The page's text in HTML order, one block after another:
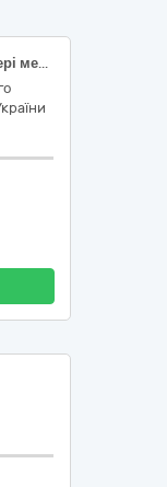
Двері металопластикові внутрішні, двері металопластикові зовнішні, двері вхідні металопластикові з HPL панелями, підвіконня